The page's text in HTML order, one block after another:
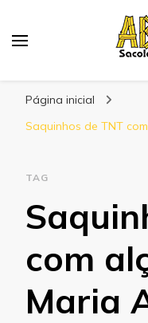
Página inicial
Saquinhos de TNT
TAG
com
Maria